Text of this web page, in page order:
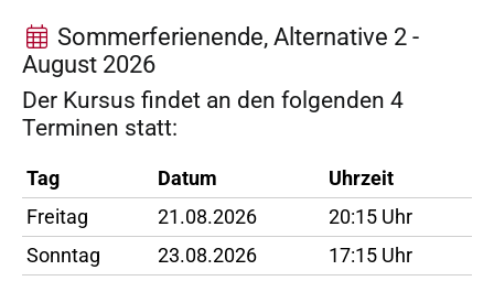
Sommerferienende, Alternative 2 -
August 2026
Der Kursus findet an den folgenden 4
Terminen statt:
Tag Datum
Uhrzeit
Freitag
21.08.2026
20:15 Uhr
Sonntag
23.08.2026
17:15 Uhr